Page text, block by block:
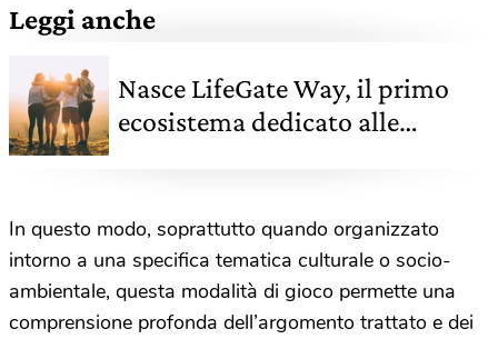
Leggi anche
Nasce LifeGate Way, il primo
ecosistema dedicato alle
In questo modo, soprattutto quando organizzato
intorno a una specifica tematica culturale o socio-
ambientale, questa modalità di gioco permette una
comprensione profonda dell’argomento trattato e dei